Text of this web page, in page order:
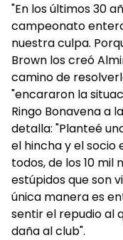
"En los últimos 30
campeonato
nuestra culpa.
Brown los creó
camino de
"encararon la
Ringo Bonavena a
detalla: "Planteé
el hincha y el socio
todos, de los 10
estúpidos que son
única manera es
sentir el repudio al
daña al club".